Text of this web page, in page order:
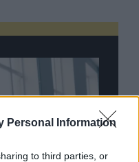
Personal Information
to third parties, or